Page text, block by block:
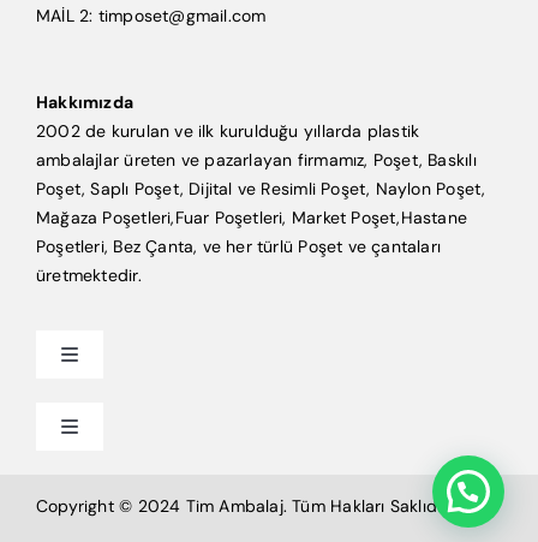
MAİL 2: timposet@gmail.com
Hakkımızda
2002 de kurulan ve ilk kurulduğu yıllarda plastik
ambalajlar üreten ve pazarlayan firmamız, Poşet, Baskılı
Poşet, Saplı Poşet, Dijital ve Resimli Poşet, Naylon Poşet,
Mağaza Poşetleri,Fuar Poşetleri, Market Poşet,Hastane
Poşetleri, Bez Çanta, ve her türlü Poşet ve çantaları
üretmektedir.
Toggle
Anasayfa
Tim Ambalaj
Toggle
Copyright © 2024 Tim Ambalaj. Tüm Hakları Saklıdır.